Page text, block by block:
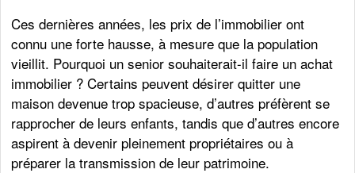
Ces dernières années, les prix de l’immobilier ont
connu une forte hausse, à mesure que la population
vieillit. Pourquoi un senior souhaiterait-il faire un achat
immobilier ? Certains peuvent désirer quitter une
maison devenue trop spacieuse, d’autres préfèrent se
rapprocher de leurs enfants, tandis que d’autres encore
aspirent à devenir pleinement propriétaires ou à
préparer la transmission de leur patrimoine.